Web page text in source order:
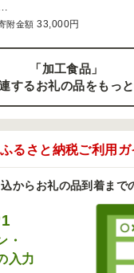
附金額 33,000円
「加工食品」
するお礼の品をもっ
ふるさと納税ご利用ガ
からお礼の品到着まで
・
入力